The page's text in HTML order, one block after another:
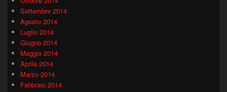
Settembre 2014
Agosto 2014
Luglio 2014
Giugno 2014
Maggio 2014
Aprile 2014
Marzo 2014
Febbraio 2014